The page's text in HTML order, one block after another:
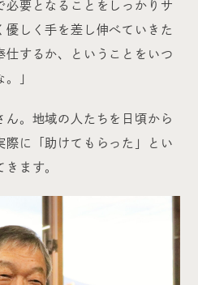
必要となることをしっかりサ
優しく手を差し伸べていきた
仕するか、ということをいつ
」
ん。地域の人たちを日頃から
際に「助けてもらった」とい
ます。